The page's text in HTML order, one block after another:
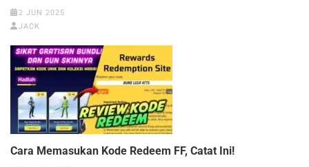
2 JUN 2025
JACK
Cara Memasukan Kode Redeem FF, Catat Ini!